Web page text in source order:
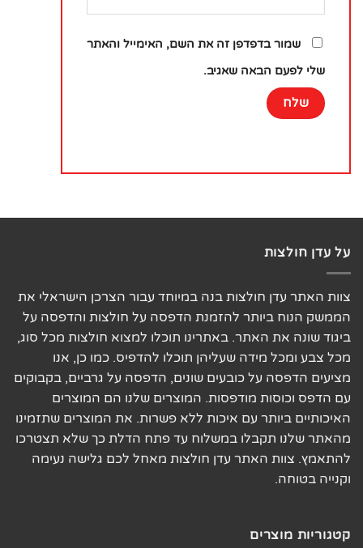
שמור בדפדפן זה את השם, האימייל והאתר
שלי לפעם הבאה שאגיב.
על עדן חולצות
צוות האתר עדן חולצות בנה במיוחד עבור הצרכן הישראלי את
הממשק הנוח ביותר להזמנת הדפסה על חולצות והדפסה על
ביגוד שונה את האתר. באתרינו תוכלו למצוא חולצות מכל סוג,
מכל צבע ומכל מידה שעליהן תוכלו להדפיס. כמו כן, אנו
מציעים הדפסה על כובעים שונים, הדפסה על גרביים, בקבוקים
עם הדפס וכוסות מודפסות. המוצרים שלנו הם המוצרים
האיכותיים ביותר עם איכות ללא פשרות. את המוצרים שתזמינו
מהאתר שלנו תקבלו במשלוח עד פתח הדלת כך שלא תצטרכו
להתאמץ. צוות האתר עדן חולצות מאחל לכם גלישה נעימה
וקנייה בטוחה.
קטגוריות מוצרים